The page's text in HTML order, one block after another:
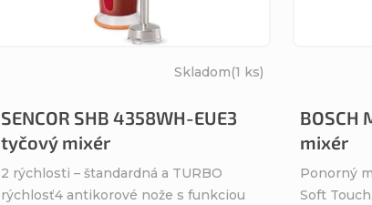
SENCOR SHB 4358WH-EUE3
tyčový mixér
Skladom(1 ks)
2 rýchlosti – štandardná a TURBO
rýchlosť4 antikorové nože s funkciou
BOSCH
mixér
Ponorný
Soft